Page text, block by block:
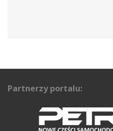
Partnerzy portalu: